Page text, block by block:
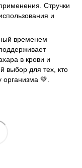
Стручки
и
временем
в крови и
выбор для тех, кто
💚.